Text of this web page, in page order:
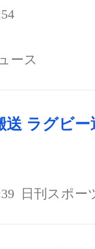
ース
送 ラグビー
日刊スポー